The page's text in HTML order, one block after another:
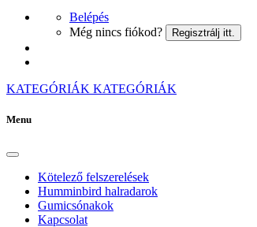
Belépés
Még nincs fiókod?
Regisztrálj itt.
KATEGÓRIÁK KATEGÓRIÁK
Menu
Kötelező felszerelések
Humminbird halradarok
Gumicsónakok
Kapcsolat